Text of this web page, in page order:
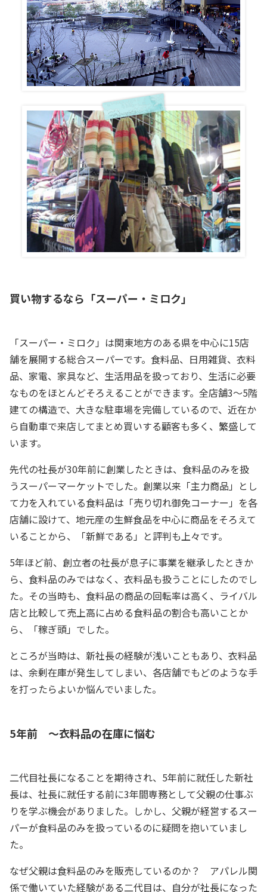
買い物するなら「スーパー・ミロク」
「スーパー・ミロク」は関東地方のある県を中心に15店
舗を展開する総合スーパーです。食料品、日用雑貨、衣料
品、家電、家具など、生活用品を扱っており、生活に必要
なものをほとんどそろえることができます。全店舗3～5階
建ての構造で、大きな駐車場を完備しているので、近在か
ら自動車で来店してまとめ買いする顧客も多く、繁盛して
います。
先代の社長が30年前に創業したときは、食料品のみを扱
うスーパーマーケットでした。創業以来「主力商品」とし
て力を入れている食料品は「売り切れ御免コーナー」を各
店舗に設けて、地元産の生鮮食品を中心に商品をそろえて
いることから、「新鮮である」と評判も上々です。
5年ほど前、創立者の社長が息子に事業を継承したときか
ら、食料品のみではなく、衣料品も扱うことにしたのでし
た。その当時も、食料品の商品の回転率は高く、ライバル
店と比較して売上高に占める食料品の割合も高いことか
ら、「稼ぎ頭」でした。
ところが当時は、新社長の経験が浅いこともあり、衣料品
は、余剰在庫が発生してしまい、各店舗でもどのような手
を打ったらよいか悩んでいました。
5年前 ～衣料品の在庫に悩む
二代目社長になることを期待され、5年前に就任した新社
長は、社長に就任する前に3年間専務として父親の仕事ぶ
りを学ぶ機会がありました。しかし、父親が経営するスー
パーが食料品のみを扱っているのに疑問を抱いていまし
た。
なぜ父親は食料品のみを販売しているのか？ アパレル関
係で働いていた経験がある二代目は、自分が社長になった